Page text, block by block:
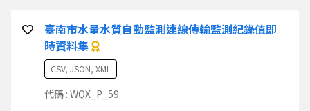
WGS84Y(經緯度座標_Y)
臺南市水量水質自動監測連線傳輸監測紀錄值即
時資料集
CSV, JSON, XML
代碼 : WQX_P_59